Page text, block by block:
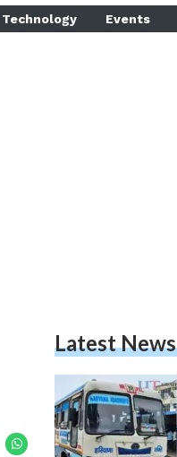
Technology Events
Latest News